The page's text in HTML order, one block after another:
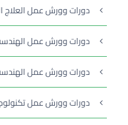
دورات وورش عمل العلاج
دورات وورش عمل
دورات وورش عمل
دورات وورش عمل